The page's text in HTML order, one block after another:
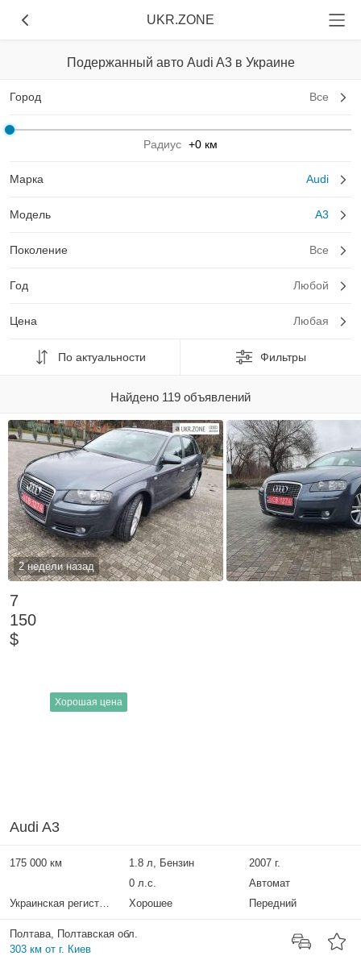
UKR.ZONE
Подержанный авто Audi A3 в Украине
Город Все
Радиус +0 км
Марка Audi
Модель A3
Поколение Все
Год Любой
Цена Любая
По актуальности Фильтры
Найдено 119 объявлений
2 недели назад
7
150
$
Хорошая цена
Audi A3
175 000 км 1.8 л, Бензин
2007 г.
0 л.с.
Автомат
Украинская регистрация
Хорошее Передний
Полтава, Полтавская обл.
303 км от г. Киев